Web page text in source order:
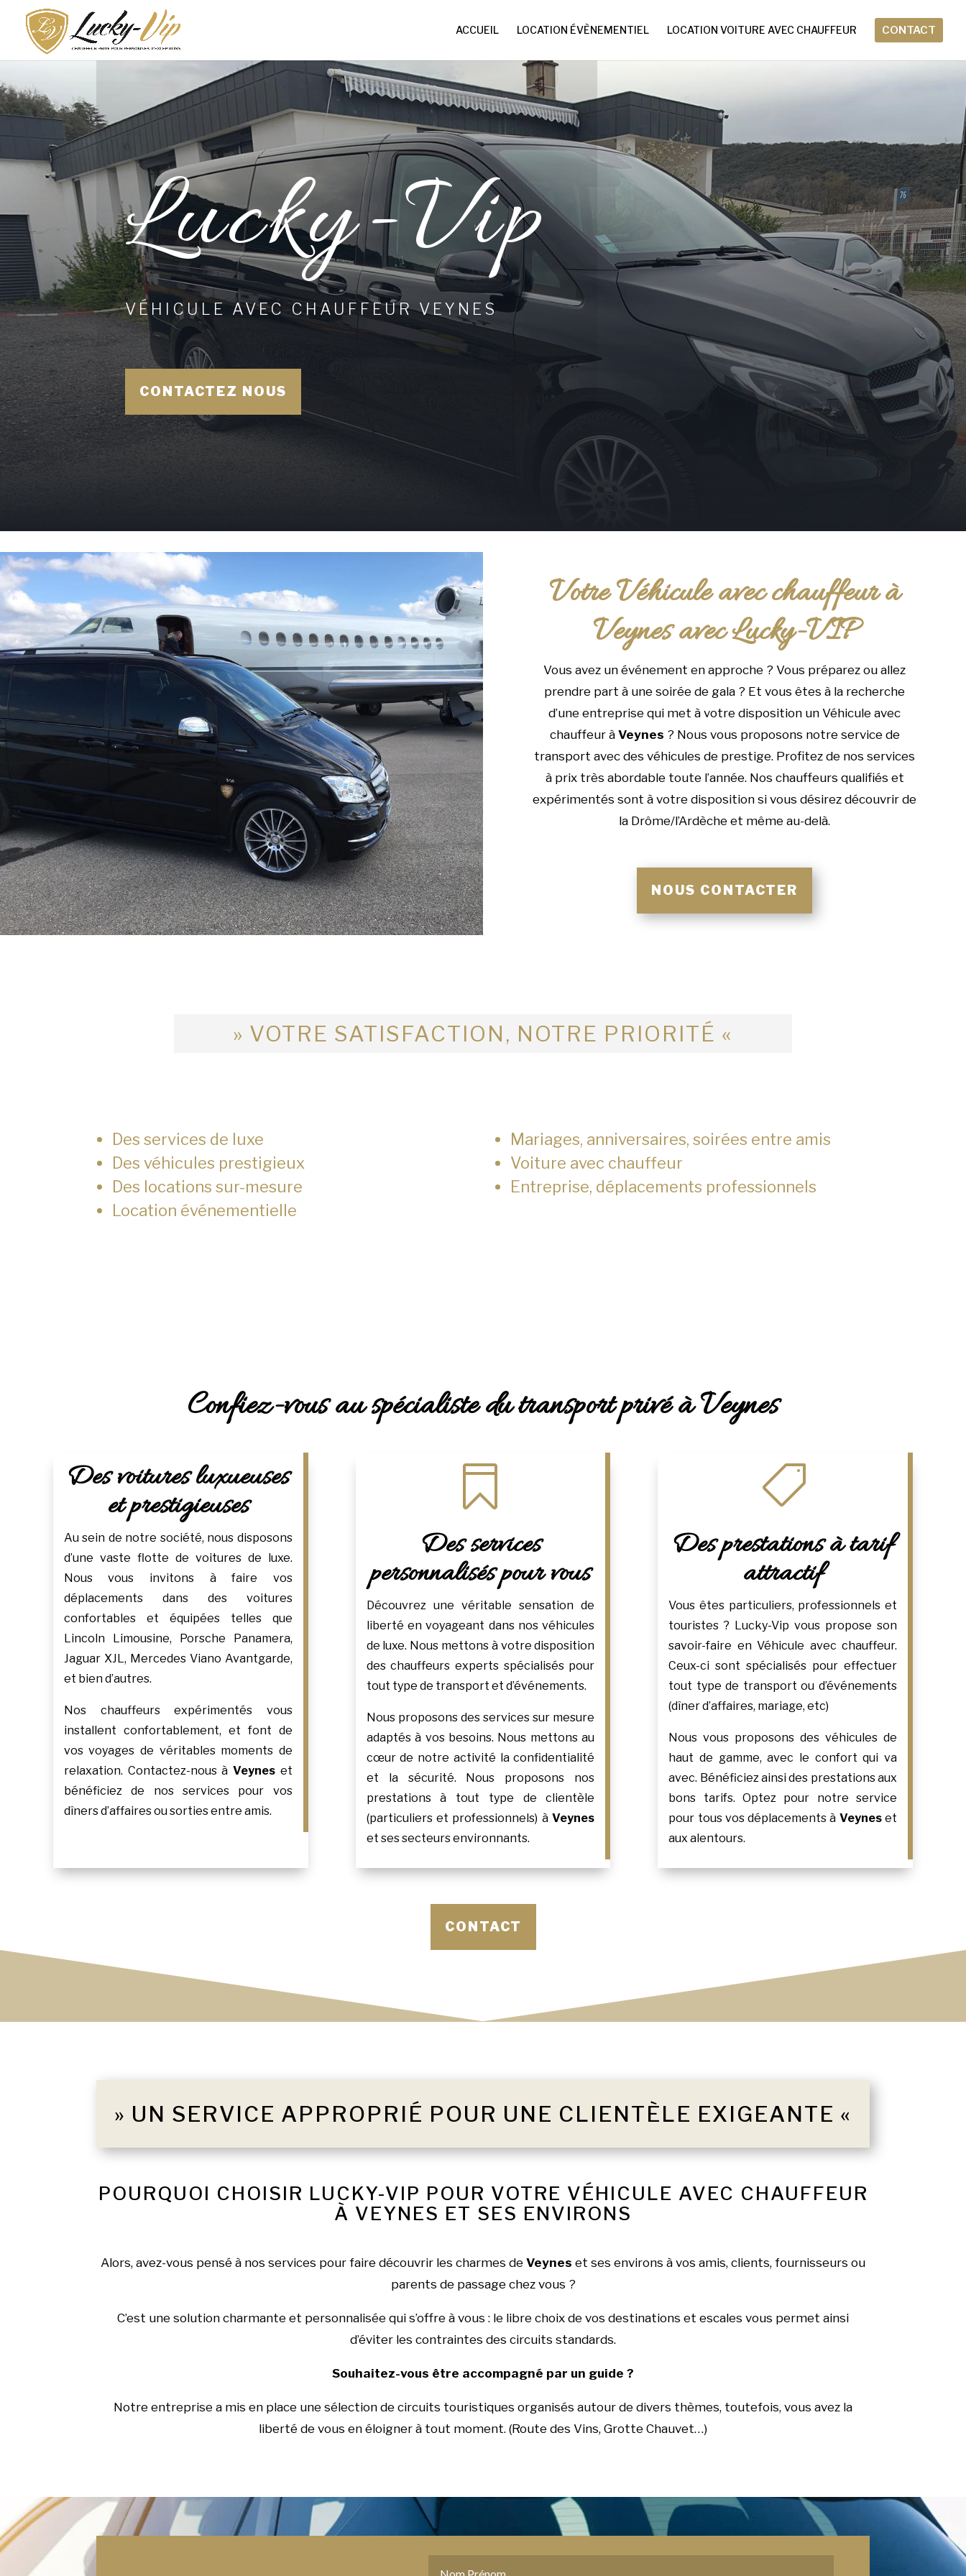
ACCUEIL LOCATION ÉVÈNEMENTIEL LOCATION VOITURE AVEC CHAUFFEUR CONTACT
Lucky-Vip
VÉHICULE AVEC CHAUFFEUR VEYNES
CONTACTEZ NOUS
Votre Véhicule avec chauffeur à
Veynes avec Lucky-VIP
Vous avez un événement en approche ? Vous préparez ou allez
prendre part à une soirée de gala ? Et vous êtes à la recherche
d’une entreprise qui met à votre disposition un Véhicule avec
chauffeur à Veynes ? Nous vous proposons notre service de
transport avec des véhicules de prestige. Profitez de nos services
à prix très abordable toute l’année. Nos chauffeurs qualifiés et
expérimentés sont à votre disposition si vous désirez découvrir de
la Drôme/l’Ardèche et même au-delà.
NOUS CONTACTER
» VOTRE SATISFACTION, NOTRE PRIORITÉ «
Des services de luxe
Des véhicules prestigieux
Des locations sur-mesure
Location événementielle
Mariages, anniversaires, soirées entre amis
Voiture avec chauffeur
Entreprise, déplacements professionnels
Confiez-vous au spécialiste du transport privé à Veynes
Des voitures luxueuses
et prestigieuses
Au sein de notre société, nous disposons
d’une vaste flotte de voitures de luxe.
Nous vous invitons à faire vos
déplacements dans des voitures
confortables et équipées telles que
Lincoln Limousine, Porsche Panamera,
Jaguar XJL, Mercedes Viano Avantgarde,
et bien d’autres.
Nos chauffeurs expérimentés vous
installent confortablement, et font de
vos voyages de véritables moments de
relaxation. Contactez-nous àVeynes et
bénéficiez de nos services pour vos
dîners d’affaires ou sorties entre amis.

Des services
personnalisés pour vous
Découvrez une véritable sensation de
liberté en voyageant dans nos véhicules
de luxe. Nous mettons à votre disposition
des chauffeurs experts spécialisés pour
tout type de transport et d’événements.
Nous proposons des services sur mesure
adaptés à vos besoins. Nous mettons au
cœur de notre activité la confidentialité
et la sécurité. Nous proposons nos
prestations à tout type de clientèle
(particuliers et professionnels) àVeynes
et ses secteurs environnants.

Des prestations à tarif
attractif
Vous êtes particuliers, professionnels et
touristes ? Lucky-Vip vous propose son
savoir-faire en Véhicule avec chauffeur.
Ceux-ci sont spécialisés pour effectuer
tout type de transport ou d’événements
(dîner d’affaires, mariage, etc)
Nous vous proposons des véhicules de
haut de gamme, avec le confort qui va
avec. Bénéficiez ainsi des prestations aux
bons tarifs. Optez pour notre service
pour tous vos déplacements à Veyneset
aux alentours.
CONTACT
» UN SERVICE APPROPRIÉ POUR UNE CLIENTÈLE EXIGEANTE «
POURQUOI CHOISIR LUCKY-VIP POUR VOTRE VÉHICULE AVEC CHAUFFEUR
À VEYNES ET SES ENVIRONS
Alors, avez-vous pensé à nos services pour faire découvrir les charmes de Veynes et ses environs à vos amis, clients, fournisseurs ou
parents de passage chez vous ?
C’est une solution charmante et personnalisée qui s’offre à vous : le libre choix de vos destinations et escales vous permet ainsi
d’éviter les contraintes des circuits standards.
Souhaitez-vous être accompagné par un guide ?
Notre entreprise a mis en place une sélection de circuits touristiques organisés autour de divers thèmes, toutefois, vous avez la
liberté de vous en éloigner à tout moment. (Route des Vins, Grotte Chauvet…)